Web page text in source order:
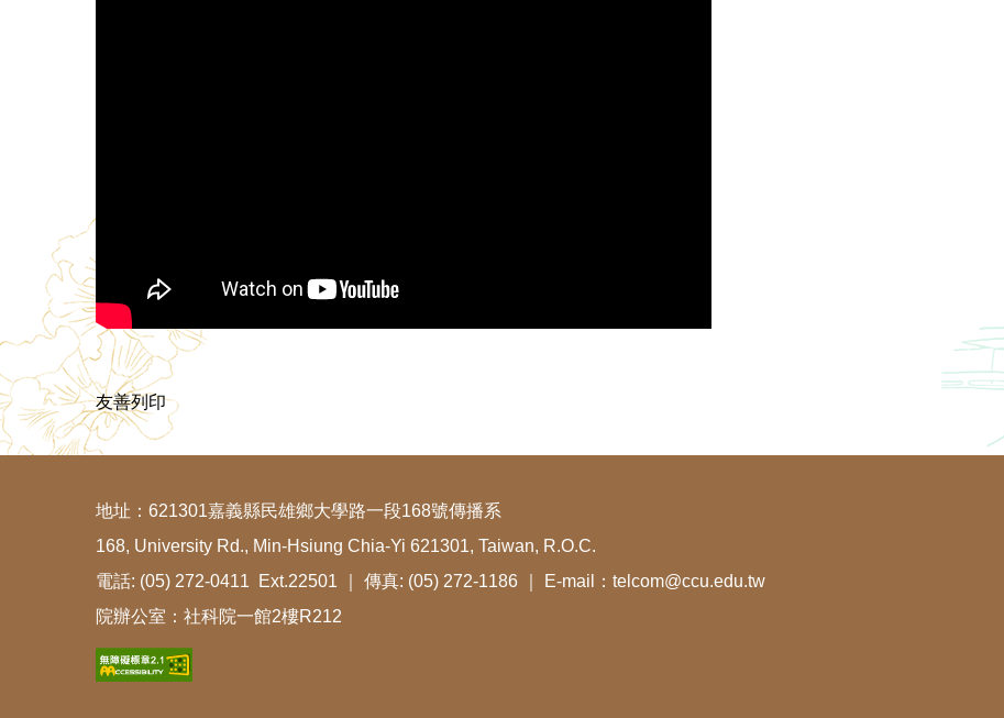
友善列印
地址：621301嘉義縣民雄鄉大學路一段168號傳播系
168, University Rd., Min-Hsiung Chia-Yi 621301, Taiwan, R.O.C.
電話: (05) 272-0411 Ext.22501 ｜ 傳真: (05) 272-1186 ｜ E-mail：telcom@ccu.edu.tw
院辦公室：社科院一館2樓R212